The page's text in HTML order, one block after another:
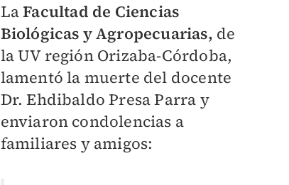
LaFacultad de Ciencias
Biológicas y Agropecuarias, de
la UV región Orizaba-Córdoba,
lamentó la muerte del docente
Dr. Ehdibaldo Presa Parra y
enviaron condolencias a
familiares y amigos: